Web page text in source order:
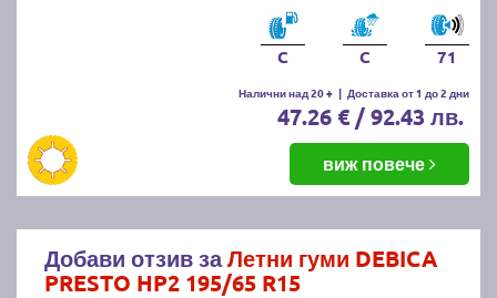
C C 71
Налични над 20 + | Доставка от 1 до 2 дни
47.26 € / 92.43 лв.
виж повече
Добави отзив заЛетни гуми DEBICA
PRESTO HP2 195/65 R15